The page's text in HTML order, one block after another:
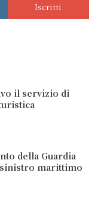
Iscritti
il servizio di
della Guardia
marittimo